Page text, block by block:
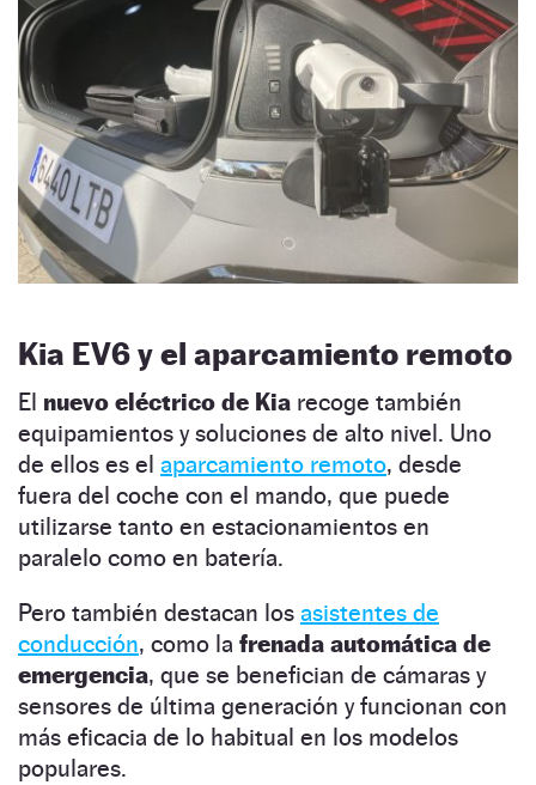
Kia EV6 y el aparcamiento remoto
El nuevo eléctrico de Kia recoge también
equipamientos y soluciones de alto nivel. Uno
de ellos es el aparcamiento remoto, desde
fuera del coche con el mando, que puede
utilizarse tanto en estacionamientos en
paralelo como en batería.
Pero también destacan los asistentes de
conducción, como la frenada automática de
emergencia, que se benefician de cámaras y
sensores de última generación y funcionan con
más eficacia de lo habitual en los modelos
populares.